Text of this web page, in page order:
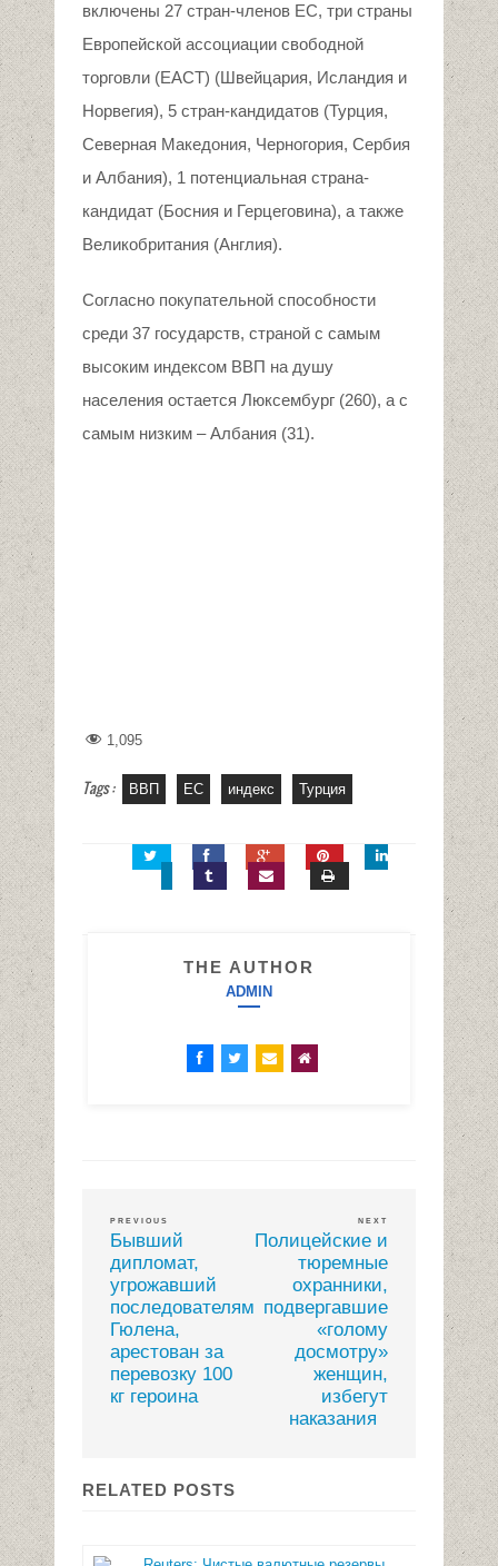
включены 27 стран-членов ЕС, три страны
Европейской ассоциации свободной
торговли (ЕАСТ) (Швейцария, Исландия и
Норвегия), 5 стран-кандидатов (Турция,
Северная Македония, Черногория, Сербия
и Албания), 1 потенциальная страна-
кандидат (Босния и Герцеговина), а также
Великобритания (Англия).
Согласно покупательной способности
среди 37 государств, страной с самым
высоким индексом ВВП на душу
населения остается Люксембург (260), а с
самым низким – Албания (31).
1,095
Tags : ВВП ЕС индекс Турция
THE AUTHOR
ADMIN
PREVIOUS
Бывший
дипломат,
угрожавший
последователям
Гюлена,
арестован за
перевозку 100
кг героина
NEXT
Полицейские и
тюремные
охранники,
подвергавшие
«голому
досмотру»
женщин,
избегут
наказания
RELATED POSTS